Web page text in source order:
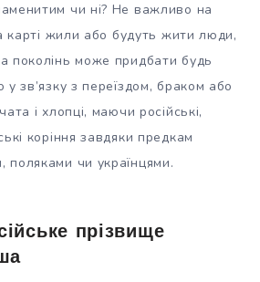
чи ні? Не важливо на
карті жили або будуть жити люди,
поколінь може придбати будь
у зв’язку з переїздом, браком або
і хлопці, маючи російські,
коріння завдяки предкам
поляками чи українцями.
прізвище